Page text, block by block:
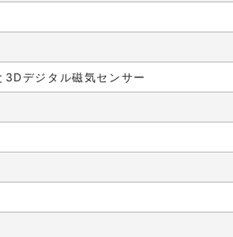
デジタル磁気センサー